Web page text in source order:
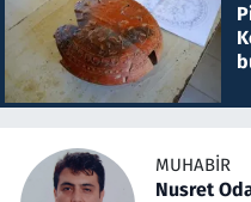
MUHABIR
Nusret